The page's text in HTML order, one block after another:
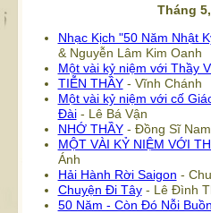
Tháng
Nhạc Kịch "50 Năm Nhật
& Nguyễn Lâm Kim Oanh
Một vài kỷ niệm với Thầy
TIỄN THẦY- Vĩnh Chánh
Một vài kỷ niệm với cố
Đài- Lê Bá Vận
NHỚ THẦY- Đồng Sĩ Nam
MỘT VÀI KỶ NIỆM VỚI
Ánh
Hải Hành Rời Saigon -
Chuyện Đi Tây- Lê Đình
50 Năm - Còn Đó Nỗi Buồn